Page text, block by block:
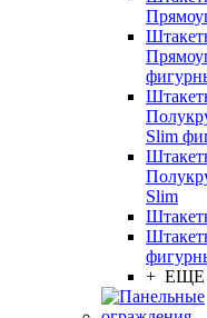
Slim
Slim
+ ЕЩЕ